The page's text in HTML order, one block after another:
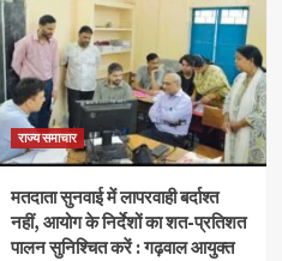
राज्य समाचार
मतदाता सुनवाई में लापरवाही बर्दाश्त
नहीं, आयोग के निर्देशों का शत-प्रतिशत
पालन सुनिश्चित करें : गढ़वाल आयुक्त